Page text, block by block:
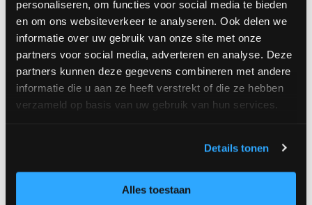
personaliseren, om functies voor social media te bieden
en om ons websiteverkeer te analyseren. Ook delen we
informatie over uw gebruik van onze site met onze
partners voor social media, adverteren en analyse. Deze
partners kunnen deze gegevens combineren met andere
informatie die u aan ze heeft verstrekt of die ze hebben
verzameld op basis van uw gebruik van hun services.
Details tonen
Alles toestaan
sappigheid en stevige structuur behouden
blijven.
Uit de productlijn voor visspecialisten valt onder
uiteenlopende bereidingen; voorjaarsspecialiteit
zeewolf; de zachte heilbot; zoetwater-snoekbaars
uit het IJsselmeer; en zeeduivel, met blank, zacht en